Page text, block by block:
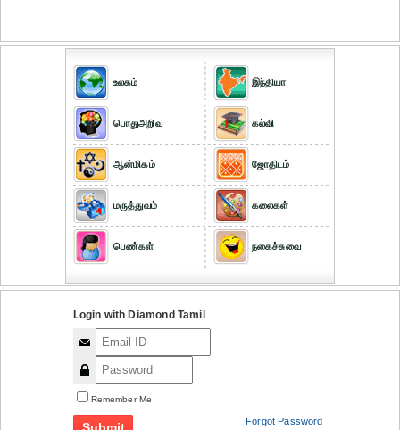
உலகம்
பொதுஅறிவு
ஆன்மிகம்
மருத்துவம்
பெண்கள்
இந்தியா
கல்வி
ஜோதிடம்
கலைகள்
நகைச்சுவை
Login with Diamond Tamil
Remember Me
Forgot Password